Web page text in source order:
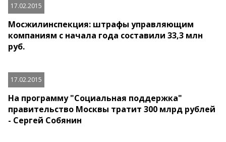
17.02.2015
Мосжилинспекция: штрафы управляющим
компаниям с начала года составили 33,3 млн
руб.
17.02.2015
На программу "Социальная поддержка"
правительство Москвы тратит 300 млрд рублей
- Сергей Собянин